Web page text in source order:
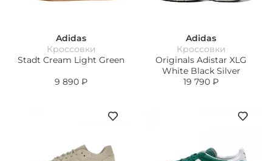
Adidas
Кроссовки
Stadt Cream Light Green
9 890 ₽
Adidas
Кроссовки
Originals Adistar XLG
White Black Silver
19 790 ₽